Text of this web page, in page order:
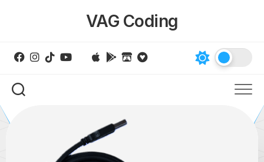
VAG Coding